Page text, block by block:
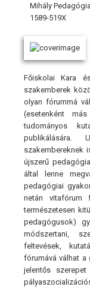
Mihály
1589-519X
Főiskolai Kara
szakemberek
olyan fórummá
(esetenként
tudományos
publikálására.
szakembereknek
újszerű
által lenne
pedagógiai
netán
természetesen
pedagógusok)
módszertani,
feltevések,
fórumává válhat a
jelentős